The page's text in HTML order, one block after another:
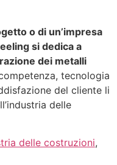
o di un’impresa
si dedica a
dei metalli
tecnologia
del cliente li
delle
delle costruzioni,